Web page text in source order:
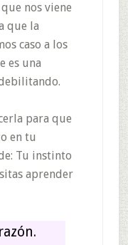
nos viene
que la
caso a los
es una
para que
en tu
Tu instinto
aprender